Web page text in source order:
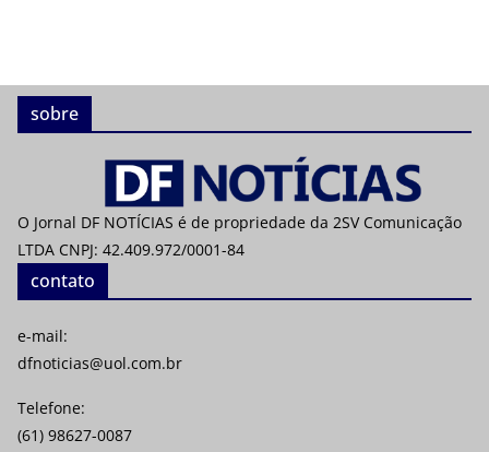
sobre
O Jornal DF NOTÍCIAS é de propriedade da 2SV Comunicação
LTDA CNPJ: 42.409.972/0001-84
contato
e-mail:
dfnoticias@uol.com.br
Telefone:
(61) 98627-0087